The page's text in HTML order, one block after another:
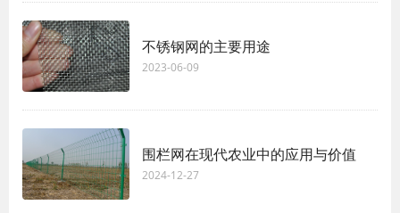
不锈钢网的主要用途
2023-06-09
围栏网在现代农业中的应用与价值
2024-12-27